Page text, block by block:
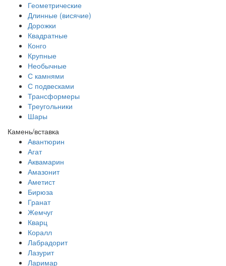
Геометрические
Длинные (висячие)
Дорожки
Квадратные
Конго
Крупные
Необычные
С камнями
С подвесками
Трансформеры
Треугольники
Шары
Камень/вставка
Авантюрин
Агат
Аквамарин
Амазонит
Аметист
Бирюза
Гранат
Жемчуг
Кварц
Коралл
Лабрадорит
Лазурит
Ларимар